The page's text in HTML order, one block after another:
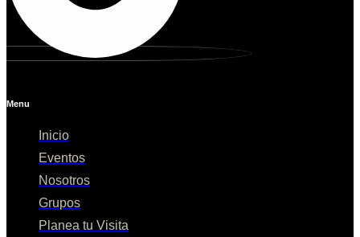
Menu
Inicio
Eventos
Nosotros
Grupos
Planea tu Visita